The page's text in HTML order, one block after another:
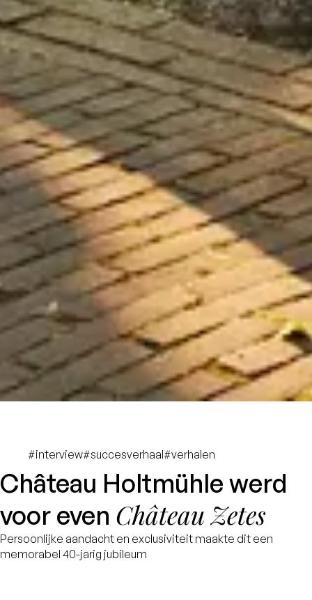
#interview#succesverhaal#verhalen
Château Holtmühle werd
voor even Château Zetes
Persoonlijke aandacht en exclusiviteit maakte dit een
memorabel 40-jarig jubileum